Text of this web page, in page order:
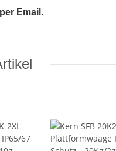
Email.